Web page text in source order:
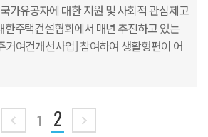
가유공자에 대한 지원 및 사회적 관심제고
한주택건설협회에서 매년 추진하고 있는
거여건개선사업] 참여하여 생활형편이 어
이전 페이지
1 현재 페이지 -
2 다음 페이지